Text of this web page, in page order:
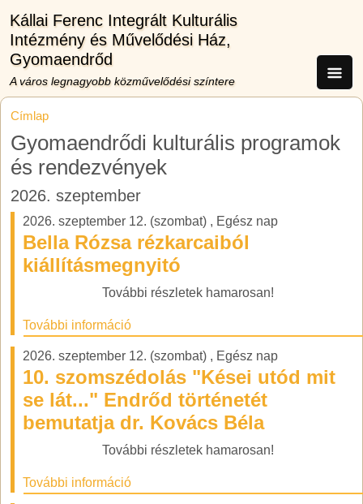
Kállai Ferenc Integrált Kulturális
Intézmény és Művelődési Ház,
Gyomaendrőd
A város legnagyobb közművelődési színtere
Címlap
Gyomaendrődi kulturális programok
és rendezvények
2026. szeptember
2026. szeptember 12. (szombat) , Egész nap
Bella Rózsa rézkarcaiból
kiállításmegnyitó
További részletek hamarosan!
További információ
2026. szeptember 12. (szombat) , Egész nap
10. szomszédolás "Kései utód mit
se lát..." Endrőd történetét
bemutatja dr. Kovács Béla
További részletek hamarosan!
További információ